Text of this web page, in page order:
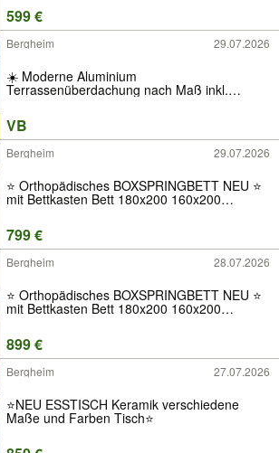
Ratenkauf Neuware Luxus Stoff Samt Kopfteil
Qualität Angebot H2 H3 H4 Modern Hotel
ABC
599 €
Bergheim 29.07.2026
☀️ Moderne Aluminium
Terrassenüberdachung nach Maß inkl.
Zubehör, LED-Beleuchtung, Wintergarten,
Schiebewände, Schiebetür, Markise, Glas-
oder Polycarbonat-Dach, Veranda,
Terassenüberdachung
VB
Bergheim 29.07.2026
⭐️ Orthopädisches BOXSPRINGBETT NEU ⭐
mit Bettkasten Bett 180x200 160x200
Stauraum Ratenkauf Neuware Luxus Stoff
Samt H2 H3 H4 Kopfteil Möbel Ecksofa Sofa
ABC
799 €
Bergheim 28.07.2026
⭐️ Orthopädisches BOXSPRINGBETT NEU ⭐
mit Bettkasten Bett 180x200 160x200
Stauraum Ratenkauf Neuware ABC Luxus
Stoff Samt Qualität Angebot H2 H3 H4
Modern Hotel
899 €
Bergheim 27.07.2026
⭐️NEU ESSTISCH Keramik verschiedene
Maße und Farben Tisch⭐️